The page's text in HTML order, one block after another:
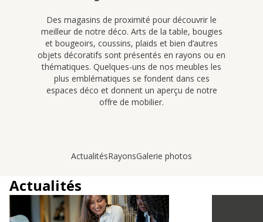
Des magasins de proximité pour découvrir le
meilleur de notre déco. Arts de la table, bougies
et bougeoirs, coussins, plaids et bien d’autres
objets décoratifs sont présentés en rayons ou en
thématiques. Quelques-uns de nos meubles les
plus emblématiques se fondent dans ces
espaces déco et donnent un aperçu de notre
offre de mobilier.
ActualitésRayonsGalerie photos
Actualités